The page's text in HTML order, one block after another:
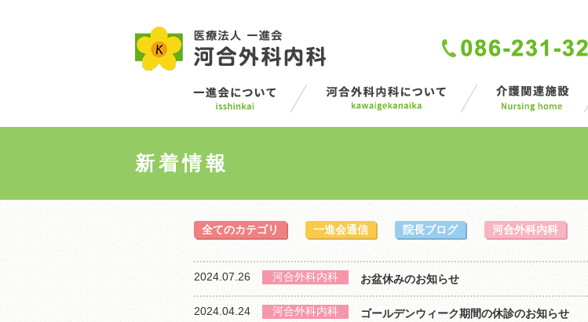
新着情報
全てのカテゴリ 一進会通信 院長ブログ 河合外科内科
2024.07.26 河合外科内科 お盆休みのお知らせ
2024.04.24 河合外科内科 ゴールデンウィーク期間の休診のお知らせ